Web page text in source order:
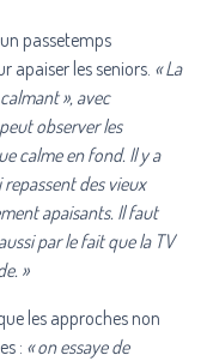
passetemps
apaiser les seniors. « La
», avec
observer les
calme en fond. Il y a
des vieux
apaisants. Il faut
par le fait que la TV
»
les approches non
: « on essaye de